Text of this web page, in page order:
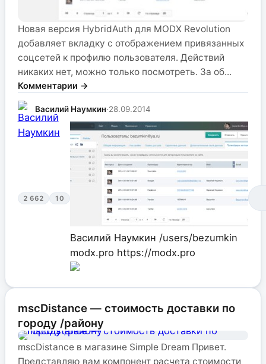
Новая версия HybridAuth для MODX Revolution
добавляет вкладку с отображением привязанных
соцсетей к профилю пользователя. Действий
никаких нет, можно только посмотреть. За об...
Комментарии →
Василий Наумкин·28.09.2014
2 662 10
Василий Наумкин /users/bezumkin
modx.pro https://modx.pro
mscDistance — стоимость доставки по
городу /району
mscDistance в магазине Simple Dream Привет.
Представляю вам компонент расчета стоимости